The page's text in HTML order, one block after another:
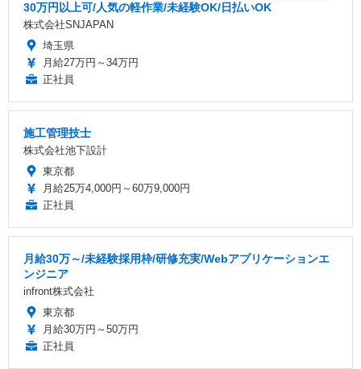
30万円以上可/人気の軽作業/未経験OK/日払いOK
株式会社SNJAPAN
埼玉県
月給27万円～34万円
正社員
施工管理技士
株式会社池下設計
東京都
月給25万4,000円～60万9,000円
正社員
月給30万～/未経験採用枠/研修充実/Webアプリケーションエ
ンジニア
infront株式会社
東京都
月給30万円～50万円
正社員